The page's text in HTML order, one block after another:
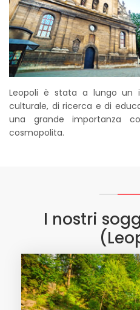
Leopoli è stata a lungo un
culturale, di ricerca e di
una grande importanza
cosmopolita.
I nostri